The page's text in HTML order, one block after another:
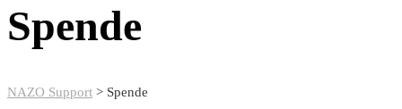
Spende
NAZO Support > Spende